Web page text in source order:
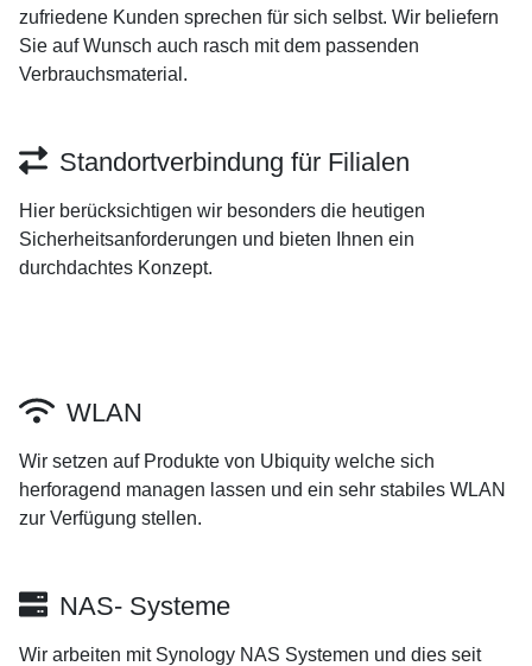
zufriedene Kunden sprechen für sich selbst. Wir beliefern
Sie auf Wunsch auch rasch mit dem passenden
Verbrauchsmaterial.
Standortverbindung für Filialen
Hier berücksichtigen wir besonders die heutigen
Sicherheitsanforderungen und bieten Ihnen ein
durchdachtes Konzept.
WLAN
Wir setzen auf Produkte von Ubiquity welche sich
herforagend managen lassen und ein sehr stabiles WLAN
zur Verfügung stellen.
NAS- Systeme
Wir arbeiten mit Synology NAS Systemen und dies seit